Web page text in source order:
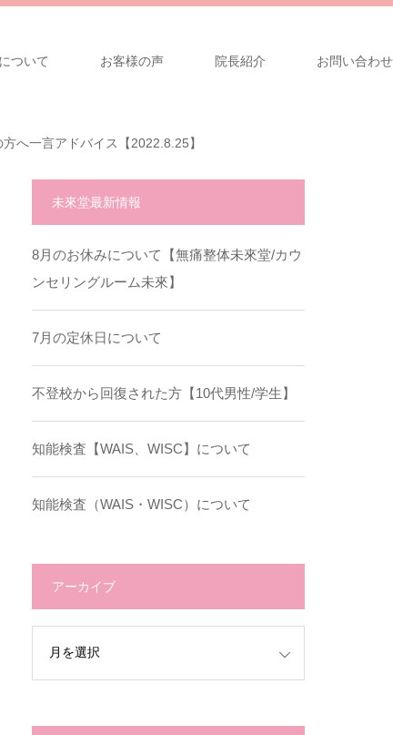
ついて お客様の声 院長紹介 お問い合わせ
へ一言アドバイス【2022.8.25】
未來堂最新情報
8月のお休みについて【無痛整体未來堂/カウ
ンセリングルーム未來】
7月の定休日について
不登校から回復された方【10代男性/学生】
知能検査【WAIS、WISC】について
知能検査（WAIS・WISC）について
アーカイブ